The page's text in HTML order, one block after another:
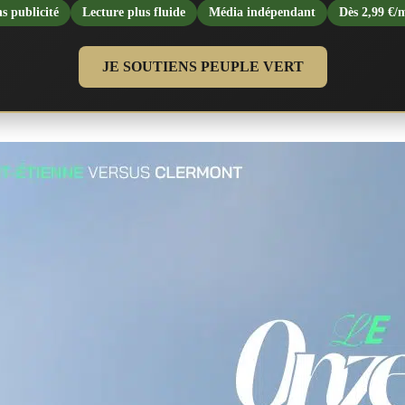
publicité Lecture plus fluide Média indépendant Dès 2,99 €/
JE SOUTIENS PEUPLE VERT